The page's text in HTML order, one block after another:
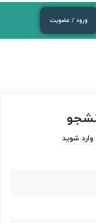
ورود / عضویت
وارد شوید